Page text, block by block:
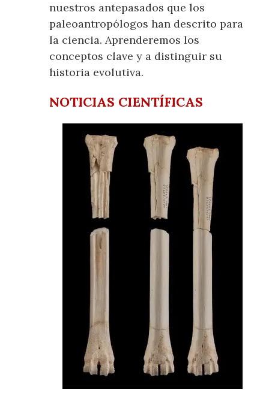
nuestros antepasados que los
paleoantropólogos han descrito para
la ciencia. Aprenderemos los
conceptos clave y a distinguir su
historia evolutiva.
NOTICIAS CIENTÍFICAS